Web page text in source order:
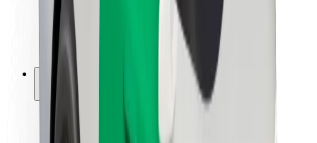
Bezpečnost řidičů
Bezpečnost na koloběžce
Laboratoř bezpečnosti
Města
Lokality
Řešení pro města